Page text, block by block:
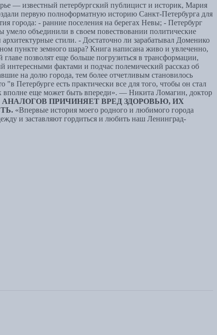
— известный петербургский публицист и историк, Мария
первую полноформатную историю Санкт-Петербурга для
города: - ранние поселения на берегах Невы; - Петербург
объединили в своем повествовании политические
стили. - Достаточно ли зарабатывал Доменико
пункте земного шара? Книга написана живо и увлеченно,
позволят еще больше погрузиться в трансформации,
фактами и подчас полемический рассказ об
на долю города, тем более отчетливым становилось
Петербурге есть практически все для того, чтобы он стал
вполне еще может быть впереди». — Никита Ломагин, доктор
ПРИЧИНЯЕТ ВРЕД ЗДОРОВЬЮ, ИХ
«Впервые история моего родного и любимого города
и заставляют гордиться и любить наш Ленинград-